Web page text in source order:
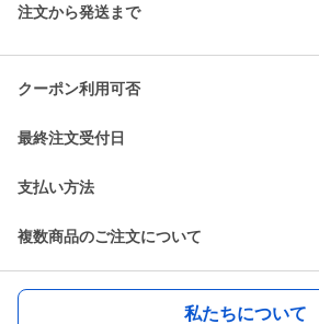
注文から発送まで
クーポン利用可否
最終注文受付日
支払い方法
複数商品のご注文について
私たちについて